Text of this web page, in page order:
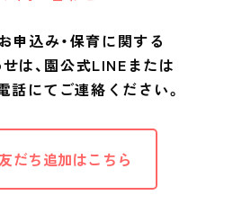
申込み・保育に関する
は、 園公式LINEまたは
話にてご連絡ください。
だち追加はこちら